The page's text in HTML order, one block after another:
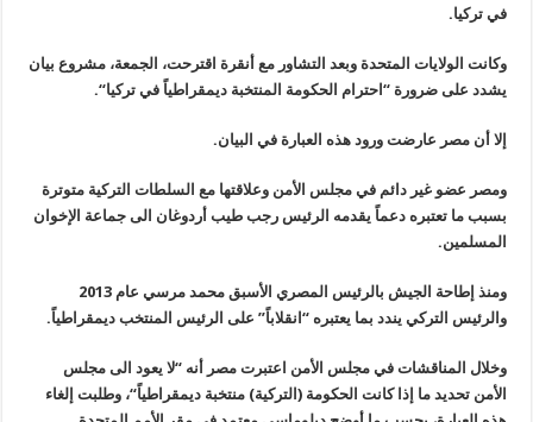
في تركيا.
وكانت الولايات المتحدة وبعد التشاور مع أنقرة اقترحت، الجمعة، مشروع بيان
يشدد على ضرورة “احترام الحكومة المنتخبة ديمقراطياً في تركيا“.
إلا أن مصر عارضت ورود هذه العبارة في البيان.
ومصر عضو غير دائم في مجلس الأمن وعلاقتها مع السلطات التركية متوترة
بسبب ما تعتبره دعماً يقدمه الرئيس رجب طيب أردوغان الى جماعة الإخوان
المسلمين.
ومنذ إطاحة الجيش بالرئيس المصري الأسبق محمد مرسي عام2013
والرئيس التركي يندد بما يعتبره “انقلاباً” على الرئيس المنتخب ديمقراطياً.
وخلال المناقشات في مجلس الأمن اعتبرت مصر أنه “لا يعود الى مجلس
الأمن تحديد ما إذا كانت الحكومة (التركية) منتخبة ديمقراطياً“، وطلبت إلغاء